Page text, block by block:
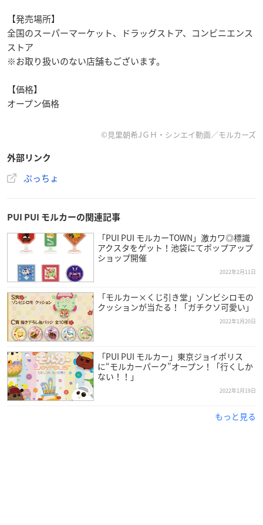
【発売場所】
全国のスーパーマーケット、ドラッグストア、コンビニエンス
ストア
※お取り扱いのない店舗もございます。
【価格】
オープン価格
©見里朝希JＧＨ・シンエイ動画／モルカーズ
外部リンク
ぷっちょ
PUI PUI モルカーの関連記事
「PUI PUI モルカーTOWN」激カワ◎標識
アクスタをゲット！池袋にてポップアップ
ショップ開催
2022年2月11日
「モルカー×くじ引き堂」ゾンビシロモの
クッションが当たる！「ガチクソ可愛い」
2022年1月20日
「PUI PUI モルカー」東京ジョイポリス
に“モルカーパーク”オープン！「行くしか
ない！！」
2022年1月19日
もっと見る